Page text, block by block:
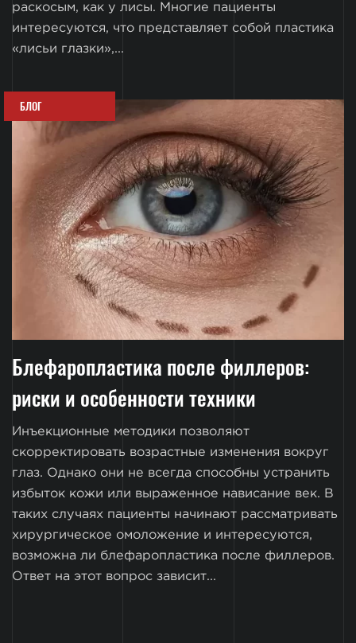
раскосым, как у лисы. Многие пациенты
интересуются, что представляет собой пластика
«лисьи глазки»,...
БЛОГ
Блефаропластика после филлеров:
риски и особенности техники
Инъекционные методики позволяют
скорректировать возрастные изменения вокруг
глаз. Однако они не всегда способны устранить
избыток кожи или выраженное нависание век. В
таких случаях пациенты начинают рассматривать
хирургическое омоложение и интересуются,
возможна ли блефаропластика после филлеров.
Ответ на этот вопрос зависит...